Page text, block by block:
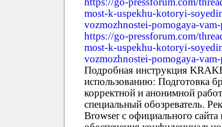
most-k-uspekhu-kotoryi-
vozmozhnostei-pomogaya-
https://go-pressforum.com/
most-k-uspekhu-kotoryi-
vozmozhnostei-pomogaya-
Подробная инструкция
использованию: Подготовка
корректной и анонимной
специальный обозреватель.
Browser с официального